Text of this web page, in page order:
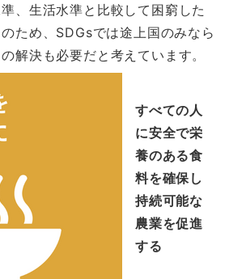
、生活水準と比較して困窮した
ため、SDGsでは途上国のみなら
解決も必要だと考えています。
すべての人
に安全で栄
養のある食
料を確保し
持続可能な
農業を促進
する